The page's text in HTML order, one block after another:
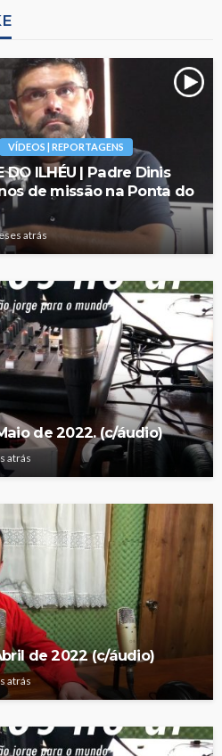
VÍDEOS | REPORTAGENS
DO ILHÉU | Padre Dinis
de missão na Ponta do
atrás
de 2022. (c/áudio)
atrás
de 2022 (c/áudio)
atrás